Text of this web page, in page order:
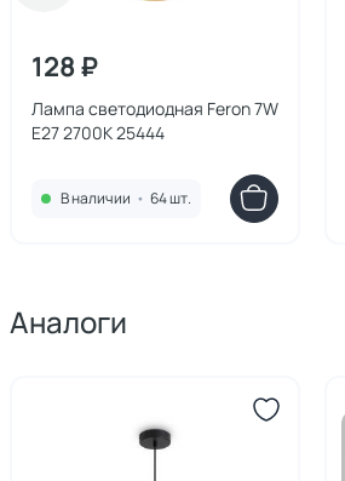
128 ₽
Лампа светодиодная Feron 7W
E27 2700K 25444
В наличии • 64 шт.
Аналоги